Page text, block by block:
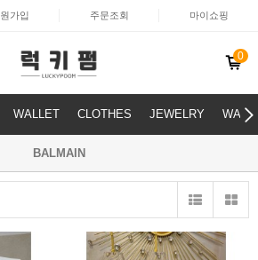
가입 주문조회 마이쇼핑
0
WALLET CLOTHES JEWELRY
BALMAIN